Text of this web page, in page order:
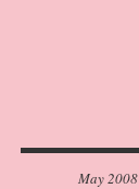
May 2008